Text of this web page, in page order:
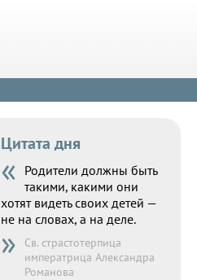
Цитата дня
« Родители должны быть
такими, какими они
хотят видеть своих детей —
не на словах, а на деле.
»
Св. страстотерпица
императрица Александра
Романова